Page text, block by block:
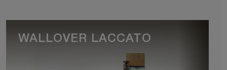
WALLOVER LACCATO